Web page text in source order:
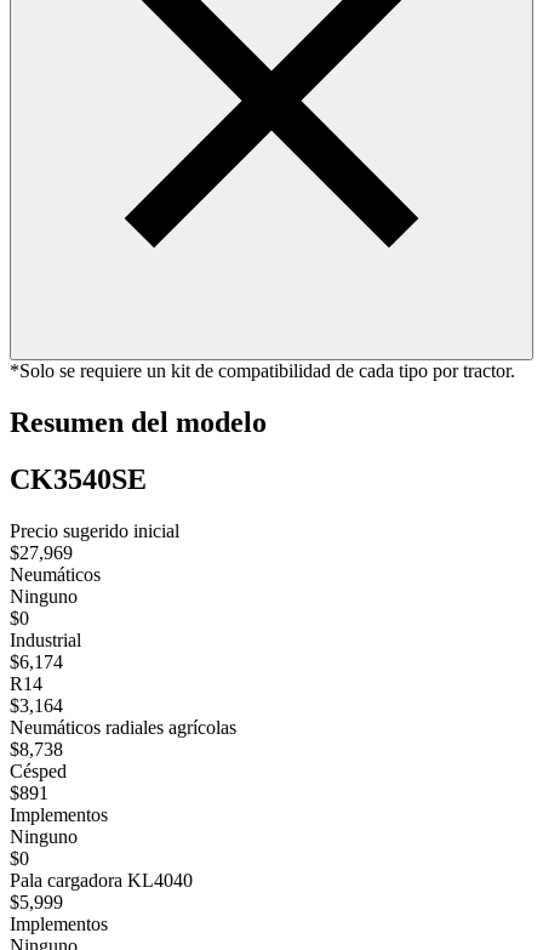
*Solo se requiere un kit de compatibilidad de cada tipo por tractor.
Resumen del modelo
CK3540SE
Precio sugerido inicial
$27,969
Neumáticos
Ninguno
$0
Industrial
$6,174
R14
$3,164
Neumáticos radiales agrícolas
$8,738
Césped
$891
Implementos
Ninguno
$0
Pala cargadora KL4040
$5,999
Implementos
Ninguno